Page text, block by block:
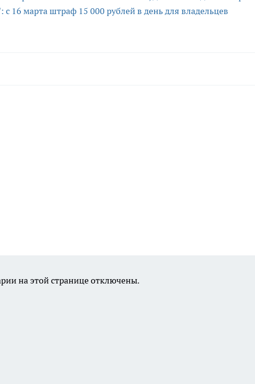
16 марта штраф 15 000 рублей в день для владельцев
на этой странице отключены.